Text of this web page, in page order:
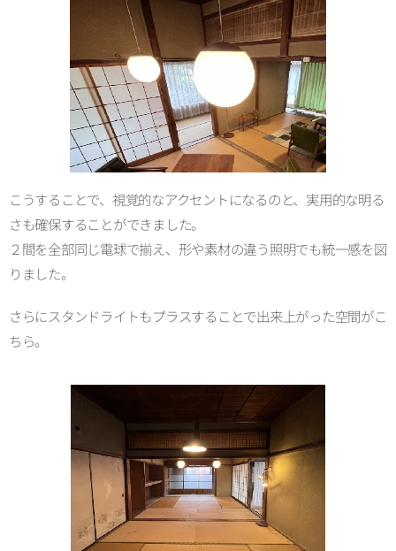
こうすることで、視覚的なアクセントになるのと、実用的な明る
さも確保することができました。
２間を全部同じ電球で揃え、形や素材の違う照明でも統一感を図
りました。
さらにスタンドライトもプラスすることで出来上がった空間がこ
ちら。